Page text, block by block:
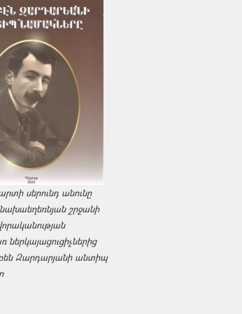
սերունդ անունը
շրջանի
ներկայացուցիչներից
Զարդարյանի անտիպ